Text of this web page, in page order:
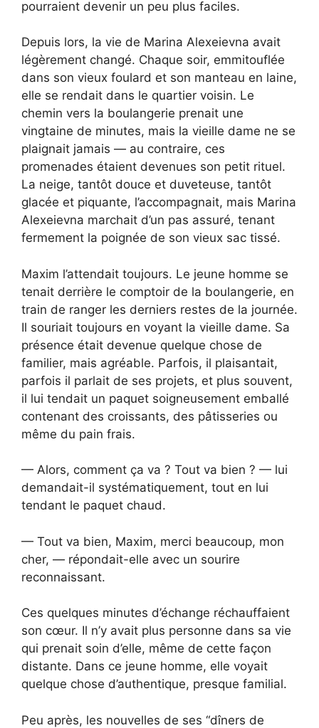
pourraient devenir un peu plus faciles.
Depuis lors, la vie de Marina Alexeievna avait
légèrement changé. Chaque soir, emmitouflée
dans son vieux foulard et son manteau en laine,
elle se rendait dans le quartier voisin. Le
chemin vers la boulangerie prenait une
vingtaine de minutes, mais la vieille dame ne se
plaignait jamais — au contraire, ces
promenades étaient devenues son petit rituel.
La neige, tantôt douce et duveteuse, tantôt
glacée et piquante, l’accompagnait, mais Marina
Alexeievna marchait d’un pas assuré, tenant
fermement la poignée de son vieux sac tissé.
Maxim l’attendait toujours. Le jeune homme se
tenait derrière le comptoir de la boulangerie, en
train de ranger les derniers restes de la journée.
Il souriait toujours en voyant la vieille dame. Sa
présence était devenue quelque chose de
familier, mais agréable. Parfois, il plaisantait,
parfois il parlait de ses projets, et plus souvent,
il lui tendait un paquet soigneusement emballé
contenant des croissants, des pâtisseries ou
même du pain frais.
— Alors, comment ça va ? Tout va bien ? — lui
demandait-il systématiquement, tout en lui
tendant le paquet chaud.
— Tout va bien, Maxim, merci beaucoup, mon
cher, — répondait-elle avec un sourire
reconnaissant.
Ces quelques minutes d’échange réchauffaient
son cœur. Il n’y avait plus personne dans sa vie
qui prenait soin d’elle, même de cette façon
distante. Dans ce jeune homme, elle voyait
quelque chose d’authentique, presque familial.
Peu après, les nouvelles de ses “dîners de